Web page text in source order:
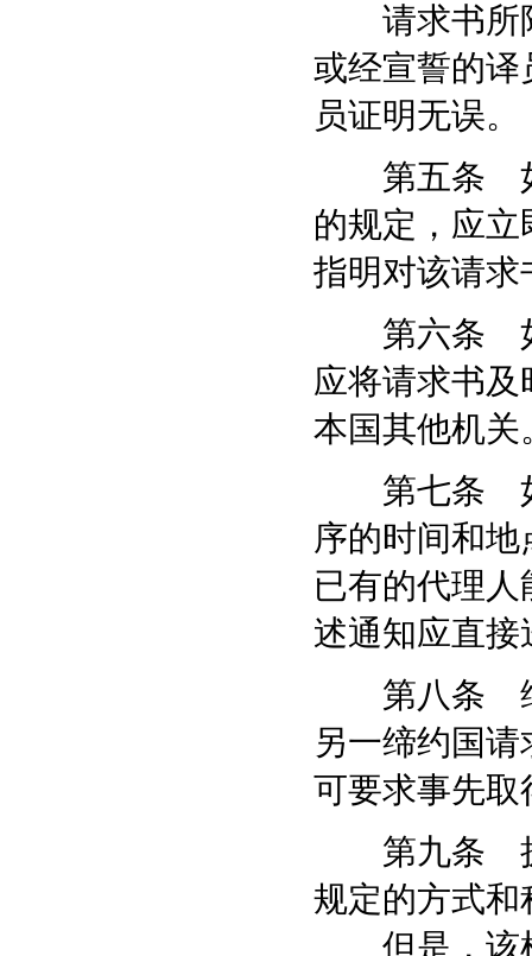
请求书所附
或经宣誓的译
员证明无误。
第五条 如
的规定，应
指明对该请求
第六条 如
应将请求书
本国其他机关
第七条 如
序的时间和
已有的代理
述通知应直
第八条 缔
另一缔约国
可要求事先取
第九条 执
规定的方式和
但是，该机